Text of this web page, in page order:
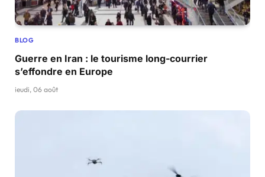
BLOG
Guerre en Iran : le tourisme long-courrier
s’effondre en Europe
jeudi, 06 août